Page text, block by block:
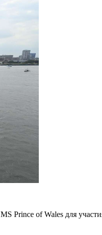
Prince of Wales для